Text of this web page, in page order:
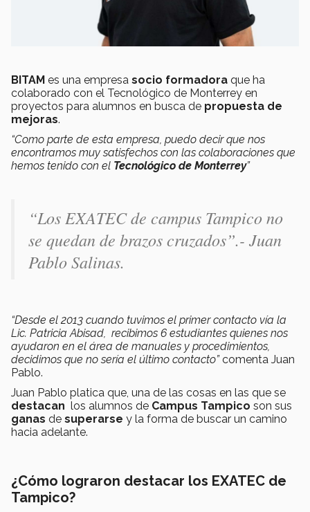
BITAM es una empresa socio formadora que ha
colaborado con el Tecnológico de Monterrey en
proyectos para alumnos en busca de propuesta de
mejoras.
“Como parte de esta empresa, puedo decir que nos
encontramos muy satisfechos con las colaboraciones que
hemos tenido con el Tecnológico de Monterrey”
“Los EXATEC de campus Tampico no
se quedan de brazos cruzados”.- Juan
Pablo Salinas.
“Desde el 2013 cuando tuvimos el primer contacto vía la
Lic. Patricia Abisad, recibimos 6 estudiantes quienes nos
ayudaron en el área de manuales y procedimientos,
decidimos que no sería el último contacto”comenta Juan
Pablo.
Juan Pablo platica que, una de las cosas en las que se
destacan los alumnos de Campus Tampico son sus
ganas de superarse y la forma de buscar un camino
hacia adelante.
¿Cómo lograron destacar los EXATEC de
Tampico?